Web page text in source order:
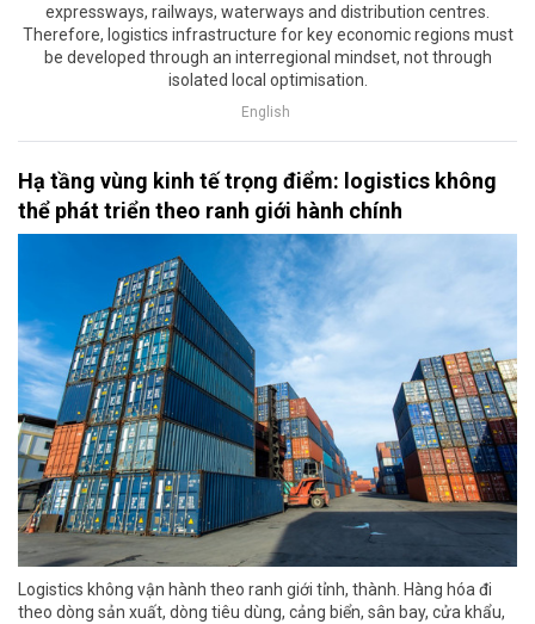
expressways, railways, waterways and distribution centres.
Therefore, logistics infrastructure for key economic regions must
be developed through an interregional mindset, not through
isolated local optimisation.
English
Hạ tầng vùng kinh tế trọng điểm: logistics không
thể phát triển theo ranh giới hành chính
Logistics không vận hành theo ranh giới tỉnh, thành. Hàng hóa đi
theo dòng sản xuất, dòng tiêu dùng, cảng biển, sân bay, cửa khẩu,